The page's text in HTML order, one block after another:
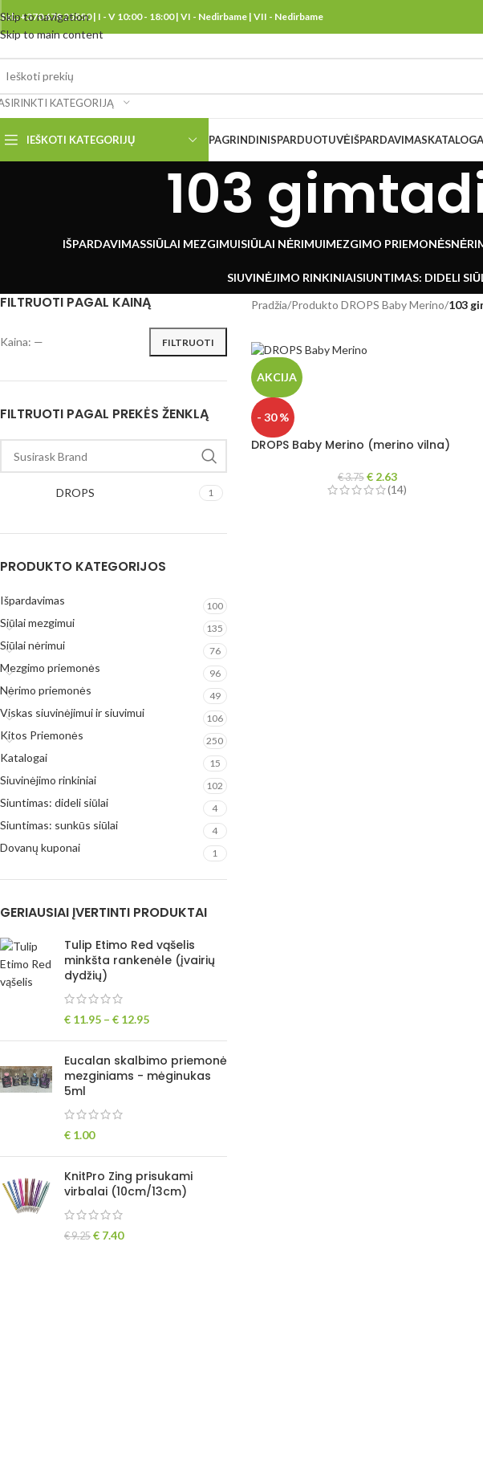
Skip to navigation
Skip to main content
tel.: +370 678 25550 | I - V 10:00 - 18:00 | VI - Nedirbame | VII - Nedirbame
KATEGORIJĄ
IEŠKOTI KATEGORIJŲ PAGRINDINISPARDUOTUVĖIŠPARDAVIMAS
103
IŠPARDAVIMASSIŪLAI MEZGIMUISIŪLAI NĖRIMUIMEZGIMO PRIEMONĖS
SIUVINĖJIMO RINKINIAISIUNTIMAS: DIDELI
FILTRUOTI PAGAL KAINĄ
FILTRUOTI
Kaina: —
FILTRUOTI PAGAL PREKĖS ŽENKLĄ
DROPS 1
PRODUKTO KATEGORIJOS
Išpardavimas 100
Siūlai mezgimui 135
Siūlai nėrimui 76
Mezgimo priemonės 96
Nėrimo priemonės 49
Viskas siuvinėjimui ir siuvimui 106
Kitos Priemonės 250
Katalogai 15
Siuvinėjimo rinkiniai 102
Siuntimas: dideli siūlai 4
Siuntimas: sunkūs siūlai 4
Dovanų kuponai 1
GERIAUSIAI ĮVERTINTI PRODUKTAI
Tulip Etimo Red vąšelis
minkšta rankenėle (įvairių
dydžių)
€ 11.95 – € 12.95
Eucalan skalbimo priemonė
mezginiams - mėginukas
5ml
€ 1.00
KnitPro Zing prisukami
virbalai (10cm/13cm)
€9.25 € 7.40
Pradžia/Produkto DROPS Baby Merino/103
AKCIJA
- 30 %
DROPS Baby Merino (merino vilna)
€3.75 €2.63
(14)